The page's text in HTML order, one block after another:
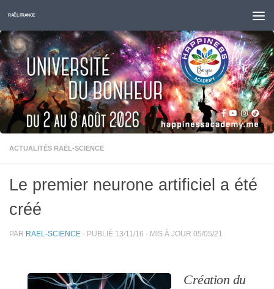
Skip to content
RAËL FRANCE
ACTUALITÉS RAËL-SCIENCE
Le premier neurone artificiel a été
créé
PAR RAEL-SCIENCE · PUBLIÉ 13/11/16 · MIS À JOUR 05/05/21
Création du